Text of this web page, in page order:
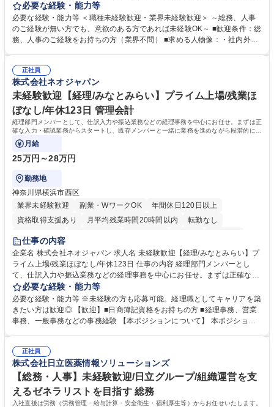
します。 ＜具体的には＞ ・総務/人事労務（給与・社保・勤怠管理など）
・採用・教育研修 ・福利厚生運用 など ※基本的には事務所勤務ですが、
採用や教育等の業務内容により、関西圏以外への日帰り・宿泊を伴う国内
出張もございます。 ※担当業務を持ちつつ、お互いに助け合いながら、総
必要な経験・能力等
必要な経験・能力等 ＜職種未経験歓迎・業界未経験歓迎＞ ～総務、人事
のご経験が無い方でも、意欲のある方であれば未経験OK～ ■歓迎条件：総
務、人事のご経験をお持ちの方（業界不問） ■求める人物像：・社内外の
正社員
株式会社ネオジャパン
未経験歓迎【経理/みなとみらい】プライム上場/残業ほ
ぼなし/年休123日 管理会計
経理部門メンバーとして、仕訳入力や振込業務などの経理事務を中心にお任せ。まずは正
確な入力・確認業務からスタートし、既存メンバーと一緒に業務を進めながら段階的に経
理知識を身につけていただきます。
月給
25万円～28万円
勤務地
神奈川県横浜市西区
業界未経験歓迎
副業・WワークOK
年間休日120日以上
資格取得支援あり
月平均残業時間20時間以内
転勤なし
未経験者歓迎
完全週休2日制
交通費支給 駅近5分以内 土日祝休み
服装自由
寮・社宅あり
仕事の内容
企業名 株式会社ネオジャパン 求人名 未経験歓迎【経理/みなとみらい】プ
ライム上場/残業ほぼなし/年休123日 仕事の内容 経理部門メンバーとし
て、仕訳入力や振込業務などの経理事務を中心にお任せ。まずは正確な入
力・確認業務からスタートし、既存メンバーと一緒に業務を進めながら段
階的に経理知識を身につけていただきます。 【具体的には】 ■社内稟議に
基づく仕訳入力 ■月末の振込業務 ■明細作成 ■伝票処理、記帳業務 ■既存
メンバーの業務サポート 【将来的には】 ■月次決算補助 ■四半期・年次決
想定です。 募集職種 未経験歓迎【経理/みなとみらい】プライム上場/残業
ほぼなし/年休123日
必要な経験・能力等
必要な経験・能力等 ※未経験の方も応募可能。経理職としてキャリアを築
きたい方は歓迎◎ 【歓迎】■日商簿記資格をお持ちの方 ■経理事務、営業
事務、一般事務などの事務経験 【本ポジションについて】 本ポジション
当し、3～5年をかけて月次決算・四半期決算・開示資料作成補助などへス
テップアップできます。また、残業は通常月ほぼなく、決算月でも10時間
未満のため、無理なく経理として専門性を身につけられる環境です。 学
歴・資格 学歴：大学院 大学 高専 短大 専修学校 高校 語学力： 資格：日商
簿記検定1級 日商簿記検定2級
正社員
株式会社日立医薬情報ソリューションズ
【総務・人事】未経験歓迎/日立グループ/組織運営を支
えるゼネラリストを目指す 総務
入社直後は労務（労務管理・給与計算・安全衛生・福利厚生等）からお任せいたします。